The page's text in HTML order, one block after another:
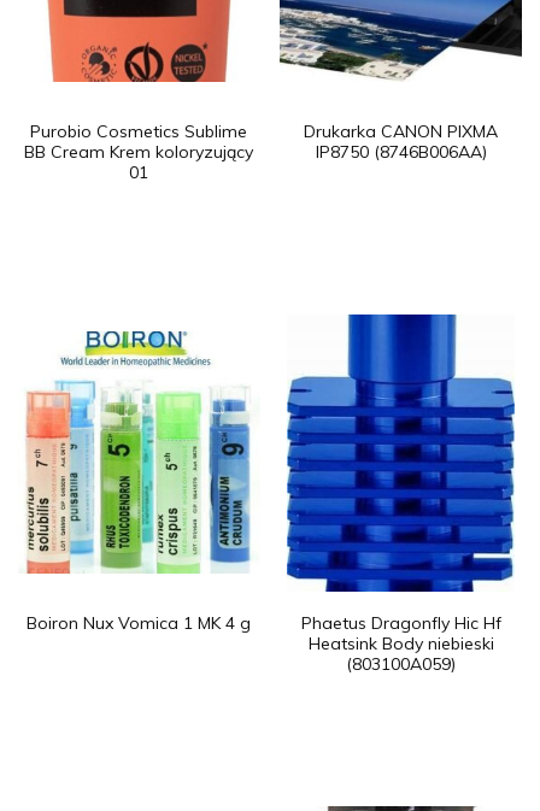
Purobio Cosmetics Sublime
BB Cream Krem koloryzujący
01
Drukarka CANON PIXMA
IP8750 (8746B006AA)
Boiron Nux Vomica 1 MK 4 g
Phaetus Dragonfly Hic Hf
Heatsink Body niebieski
(803100A059)